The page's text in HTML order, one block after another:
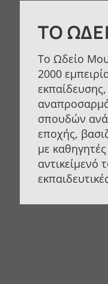
ΤΟ
Το Ωδείο
2000
εκπαίδευσης,
σπουδών
εποχής,
με
αντικείμενό